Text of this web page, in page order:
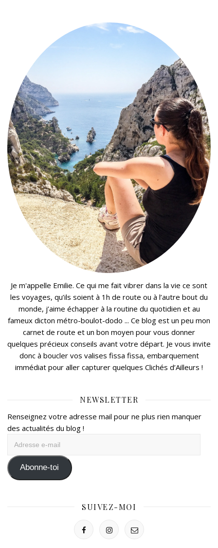
Je m'appelle Emilie. Ce qui me fait vibrer dans la vie ce sont
les voyages, qu’ils soient à 1h de route ou à l’autre bout du
monde, j’aime échapper à la routine du quotidien et au
fameux dicton métro-boulot-dodo ... Ce blog est un peu mon
carnet de route et un bon moyen pour vous donner
quelques précieux conseils avant votre départ. Je vous invite
donc à boucler vos valises fissa fissa, embarquement
immédiat pour aller capturer quelques Clichés d’Ailleurs !
NEWSLETTER
Renseignez votre adresse mail pour ne plus rien manquer
des actualités du blog !
mail Abonne-toi
SUIVEZ-MOI